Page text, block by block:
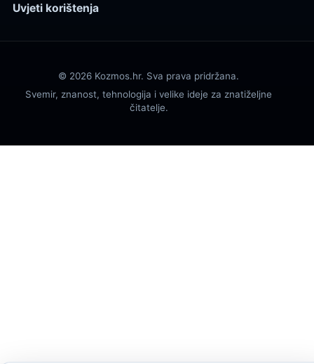
Uvjeti korištenja
© 2026 Kozmos.hr. Sva prava pridržana.
Svemir, znanost, tehnologija i velike ideje za znatiželjne
čitatelje.